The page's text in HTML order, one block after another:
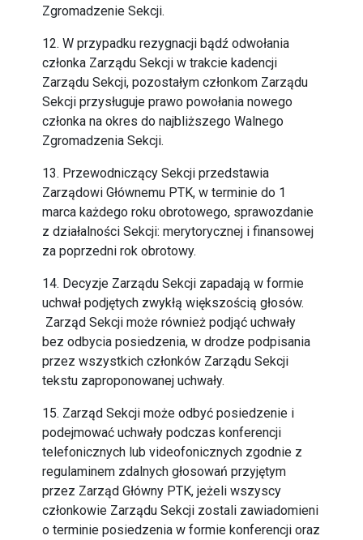
Zgromadzenie Sekcji.
12. W przypadku rezygnacji bądź odwołania
członka Zarządu Sekcji w trakcie kadencji
Zarządu Sekcji, pozostałym członkom Zarządu
Sekcji przysługuje prawo powołania nowego
członka na okres do najbliższego Walnego
Zgromadzenia Sekcji.
13. Przewodniczący Sekcji przedstawia
Zarządowi Głównemu PTK, w terminie do 1
marca każdego roku obrotowego, sprawozdanie
z działalności Sekcji: merytorycznej i finansowej
za poprzedni rok obrotowy.
14. Decyzje Zarządu Sekcji zapadają w formie
uchwał podjętych zwykłą większością głosów.
Zarząd Sekcji może również podjąć uchwały
bez odbycia posiedzenia, w drodze podpisania
przez wszystkich członków Zarządu Sekcji
tekstu zaproponowanej uchwały.
15. Zarząd Sekcji może odbyć posiedzenie i
podejmować uchwały podczas konferencji
telefonicznych lub videofonicznych zgodnie z
regulaminem zdalnych głosowań przyjętym
przez Zarząd Główny PTK, jeżeli wszyscy
członkowie Zarządu Sekcji zostali zawiadomieni
o terminie posiedzenia w formie konferencji oraz